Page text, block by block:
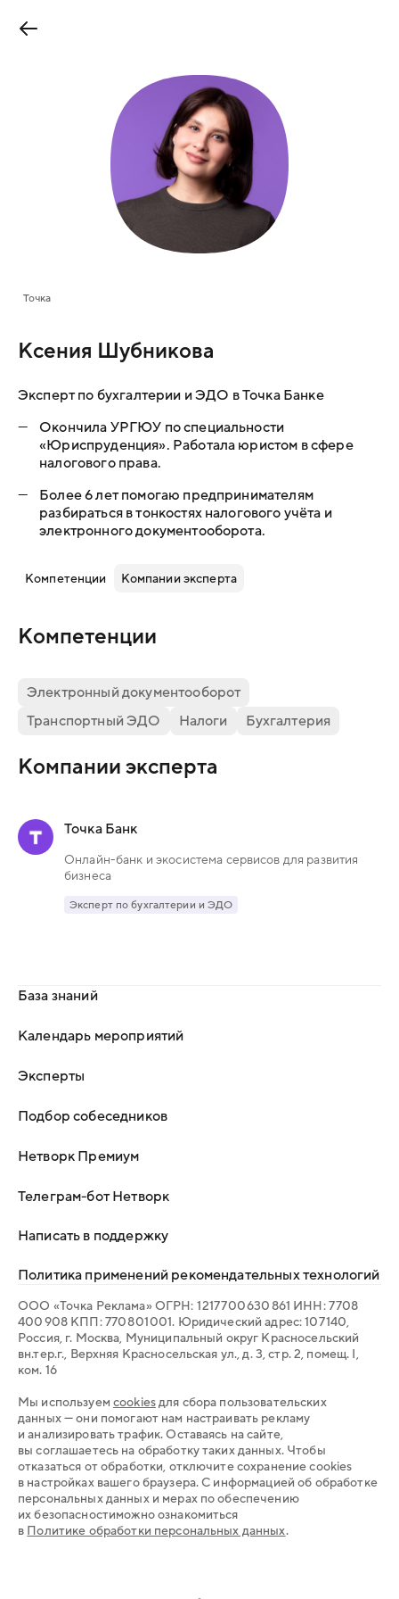
Точка
Ксения Шубникова
Эксперт по бухгалтерии и ЭДО в Точка Банке
—
Окончила УРГЮУ по специальности
«Юриспруденция». Работала юристом в сфере
налогового права.
—
Более 6 лет помогаю предпринимателям
разбираться в тонкостях налогового учёта и
электронного документооборота.
Компетенции Компании эксперта
Компетенции
Электронный документооборот
Транспортный ЭДО
Налоги Бухгалтерия
Компании эксперта
Точка Банк
Онлайн-банк и экосистема сервисов для развития
бизнеса
Эксперт по бухгалтерии и ЭДО
База знаний
Календарь мероприятий
Эксперты
Подбор собеседников
Нетворк Премиум
Телеграм-бот Нетворк
Написать в поддержку
Политика применений рекомендательных технологий
ООО «Точка Реклама» ОГРН: 1 217 700 630 861 ИНН: 7 708
400 908 КПП: 770 801 001. Юридический адрес: 107 140,
Россия, г. Москва, Муниципальный округ Красносельский
вн.тер.г., Верхняя Красносельская ул., д. 3, стр. 2, помещ. I,
ком. 16
Мы используем cookiesдля сбора пользовательских
данных — они помогают нам настраивать рекламу
и анализировать трафик. Оставаясь на сайте,
вы соглашаетесь на обработку таких данных. Чтобы
отказаться от обработки, отключите сохранение cookies
в настройках вашего браузера. С информацией об обработке
персональных данных и мерах по обеспечению
их безопасностиможно ознакомиться
в Политике обработки персональных данных.